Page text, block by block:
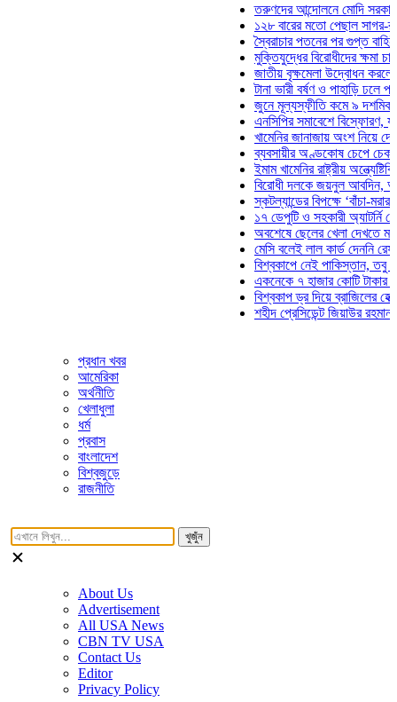
তরুণদের আন্দোলনে মোদি সরকার দুর্বল
১২৮ বারের মতো পেছাল সাগর-রুনি
স্বৈরাচার পতনের পর গুপ্ত বাহিনীর
মুক্তিযুদ্ধের বিরোধীদের ক্ষমা চাইতে
জাতীয় বৃক্ষমেলা উদ্বোধন করলেন
টানা ভারী বর্ষণ ও পাহাড়ি ঢলে পানিবন্দি
জুনে মূল্যস্ফীতি কমে ৯ দশমিক ১৬
এনসিপির সমাবেশে বিস্ফোরণ,
খামেনির জানাজায় অংশ নিয়ে দেশে
ব্যবসায়ীর অণ্ডকোষ চেপে চেক-
ইমাম খামেনির রাষ্ট্রীয়
বিরোধী দলকে জয়নুল আবদিন, আপনারা
স্কটল্যান্ডের বিপক্ষে ‘বাঁচা-মরার
১৭ ডেপুটি ও সহকারী অ্যাটর্নি
অবশেষে ছেলের খেলা দেখতে মাঠে
মেসি বলেই লাল কার্ড দেননি রেফারি!
বিশ্বকাপে নেই পাকিস্তান, তবু
একনেকে ৭ হাজার কোটি টাকার ৫
বিশ্বকাপ ড্র দিয়ে ব্রাজিলের হেক্সা
শহীদ প্রেসিডেন্ট জিয়াউর রহমান
প্রধান খবর
আমেরিকা
অর্থনীতি
খেলাধুলা
ধর্ম
প্রবাস
বাংলাদেশ
বিশ্বজুড়ে
রাজনীতি
খুজুঁন
About Us
Advertisement
All USA News
CBN TV USA
Contact Us
Editor
Privacy Policy